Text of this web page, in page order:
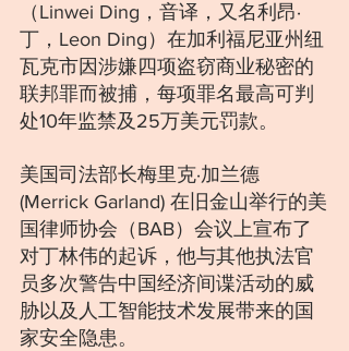
（Linwei Ding，音译，又名利昂·
丁，Leon Ding）在加利福尼亚州纽
瓦克市因涉嫌四项盗窃商业秘密的
联邦罪而被捕，每项罪名最高可判
处10年监禁及25万美元罚款。
美国司法部长梅里克·加兰德
(Merrick Garland) 在旧金山举行的美
国律师协会（BAB）会议上宣布了
对丁林伟的起诉，他与其他执法官
员多次警告中国经济间谍活动的威
胁以及人工智能技术发展带来的国
家安全隐患。